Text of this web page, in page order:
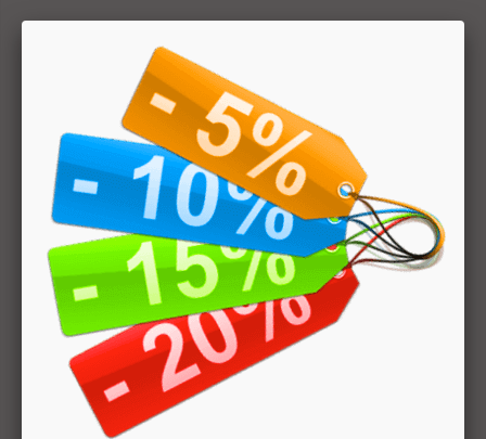
Hai bisogno di aiuto? Chatta con noi